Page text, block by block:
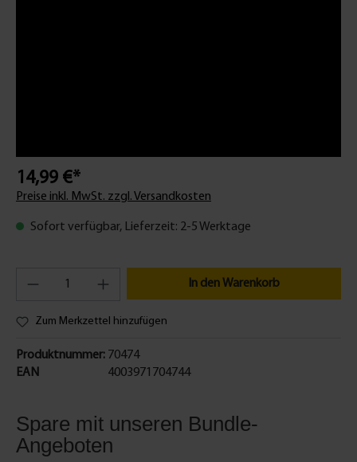
14,99 €*
Preise inkl. MwSt. zzgl. Versandkosten
Sofort verfügbar, Lieferzeit: 2-5 Werktage
In den Warenkorb
Zum Merkzettel hinzufügen
Produktnummer:
EAN
70474
4003971704744
Spare mit unseren Bundle-
Angeboten